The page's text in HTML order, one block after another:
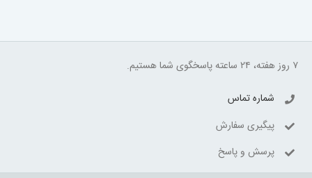
۷ روز هفته، ۲۴ ساعته پاسخگوی شما هستیم.
شماره تماس
پیگیری سفارش
پرسش و پاسخ